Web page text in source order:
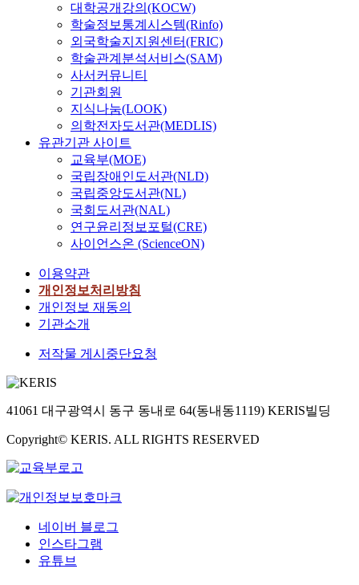
대학공개강의(KOCW)
학술정보통계시스템(Rinfo)
외국학술지지원센터(FRIC)
학술관계분석서비스(SAM)
사서커뮤니티
기관회원
지식나눔(LOOK)
의학전자도서관(MEDLIS)
유관기관 사이트
교육부(MOE)
국립장애인도서관(NLD)
국립중앙도서관(NL)
국회도서관(NAL)
연구윤리정보포털(CRE)
사이언스온 (ScienceON)
이용약관
개인정보처리방침
개인정보 재동의
기관소개
저작물 게시중단요청
41061 대구광역시 동구 동내로 64(동내동1119) KERIS빌딩
Copyright© KERIS. ALL RIGHTS RESERVED
네이버 블로그
인스타그램
유튜브